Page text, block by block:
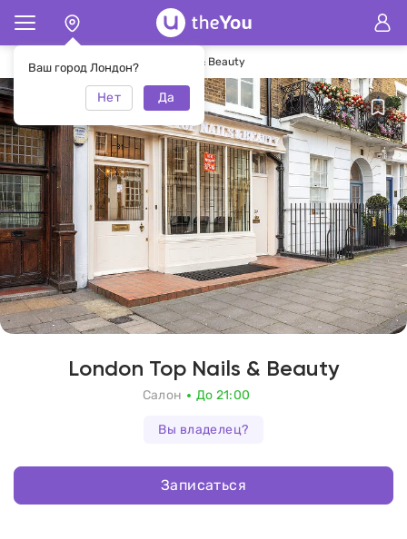
Ваш город Лондон?
Нет Да
Главная Салон London Top Nails & Beauty
London Top Nails & Beauty
Салон До 21:00
Вы владелец?
Записаться